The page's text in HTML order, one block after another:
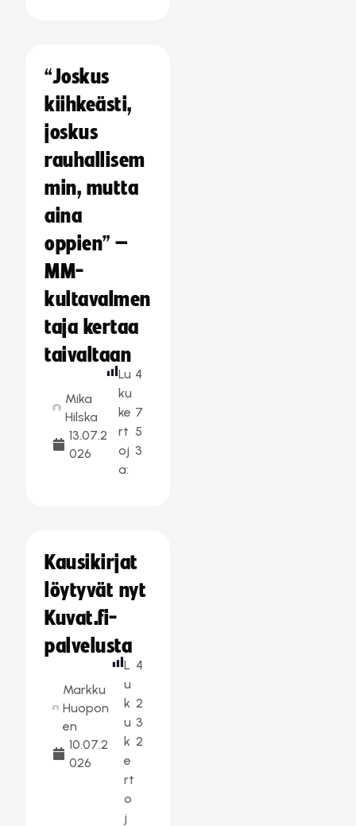
“Joskus
kiihkeästi,
joskus
rauhallisem
min, mutta
aina
oppien” –
MM-
kultavalmen
taja kertaa
taivaltaan
Mika
Hilska
13.07.2
026
Lu
ku
ke
rt
oj
a:
4
7
5
3
Kausikirjat
löytyvät nyt
Kuvat.fi-
palvelusta
Markku
Huopon
en
10.07.2
026
L
u
k
u
k
e
rt
o
j
4
2
3
2